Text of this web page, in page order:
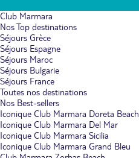
Club Marmara
Nos Top destinations
Séjours Grèce
Séjours Espagne
Séjours Maroc
Séjours Bulgarie
Séjours France
Toutes nos destinations
Nos Best-sellers
Iconique Club Marmara Doreta Beach
Iconique Club Marmara Del Mar
Iconique Club Marmara Sicilia
Iconique Club Marmara Grand Bleu